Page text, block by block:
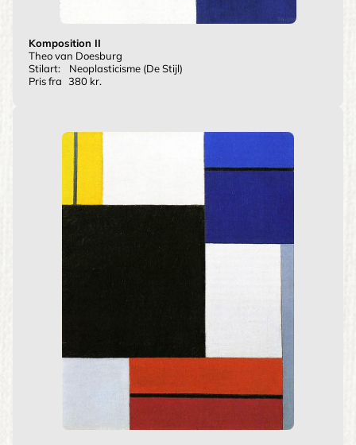
Komposition II
Theo van Doesburg
Stilart:
Neoplasticisme (De Stijl)
Pris fra 380 kr.